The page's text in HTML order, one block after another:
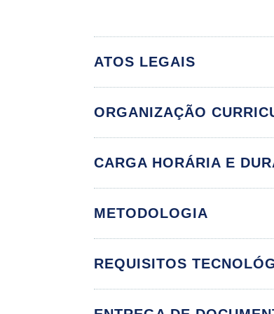
ATOS LEGAIS
ORGANIZAÇÃO
As
CARGA HORÁRIA E
METODOLOGIA
REQUISITOS